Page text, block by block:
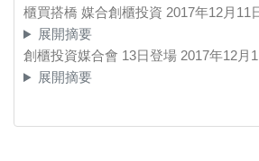
櫃買搭橋 媒合創櫃投資 2017年12月11
展開摘要
創櫃投資媒合會 13日登場 2017年12月
展開摘要